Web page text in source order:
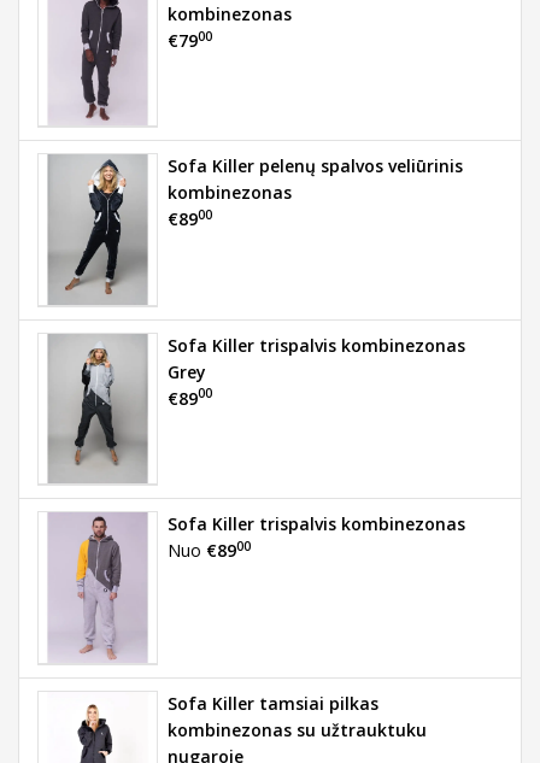
kombinezonas
€7900
Sofa Killer pelenų spalvos veliūrinis
kombinezonas
€8900
Sofa Killer trispalvis kombinezonas
Grey
€8900
Sofa Killer trispalvis kombinezonas
Nuo €8900
Sofa Killer tamsiai pilkas
kombinezonas su užtrauktuku
nugaroje